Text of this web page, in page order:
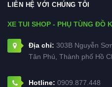
LIÊN HỆ VỚI CHÚNG TÔI
XE TUI SHOP - PHỤ TÙNG ĐỒ
Địa chỉ: 303B Nguyễn
Tân Phú, Thành phố Hồ
Hotline: 0909.877.448